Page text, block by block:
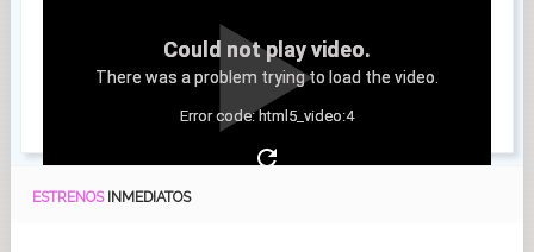
Could not play video.
There was a problem trying to load the video.
Error code: html5_video:4
ESTRENOS INMEDIATOS